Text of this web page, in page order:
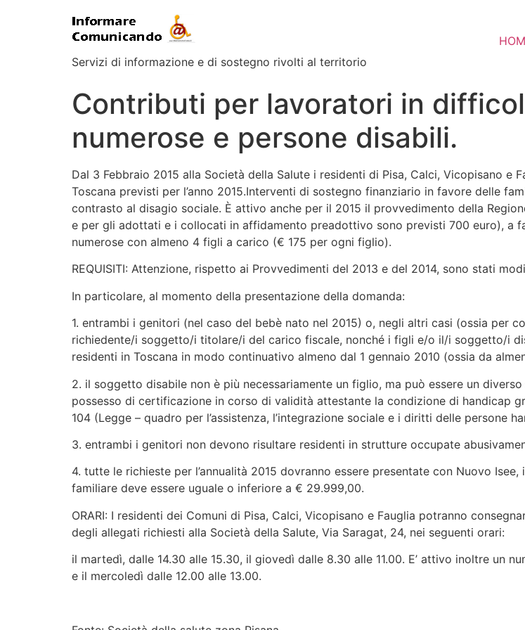
Servizi di informazione e di sostegno rivolti al territorio
Contributi per lavoratori in
numerose e persone disabili.
Dal 3 Febbraio 2015 alla Società della Salute i residenti di Pisa, Calci, Vicopisano
Toscana previsti per l’anno 2015.Interventi di sostegno finanziario in favore delle
contrasto al disagio sociale. È attivo anche per il 2015 il provvedimento della
e per gli adottati e i collocati in affidamento preadottivo sono previsti 700 euro), a
numerose con almeno 4 figli a carico (€ 175 per ogni figlio).
REQUISITI: Attenzione, rispetto ai Provvedimenti del 2013 e del 2014, sono stati
In particolare, al momento della presentazione della domanda:
1. entrambi i genitori (nel caso del bebè nato nel 2015) o, negli altri casi (ossia per
richiedente/i soggetto/i titolare/i del carico fiscale, nonché i figli e/o il/i soggetto/i
residenti in Toscana in modo continuativo almeno dal 1 gennaio 2010 (ossia da
2. il soggetto disabile non è più necessariamente un figlio, ma può essere un
possesso di certificazione in corso di validità attestante la condizione di handicap
104 (Legge – quadro per l’assistenza, l’integrazione sociale e i diritti delle persone
3. entrambi i genitori non devono risultare residenti in strutture occupate
4. tutte le richieste per l’annualità 2015 dovranno essere presentate con Nuovo
familiare deve essere uguale o inferiore a € 29.999,00.
ORARI: I residenti dei Comuni di Pisa, Calci, Vicopisano e Fauglia potranno
degli allegati richiesti alla Società della Salute, Via Saragat, 24, nei seguenti orari:
il martedì, dalle 14.30 alle 15.30, il giovedì dalle 8.30 alle 11.00. E’ attivo inoltre un
e il mercoledì dalle 12.00 alle 13.00.